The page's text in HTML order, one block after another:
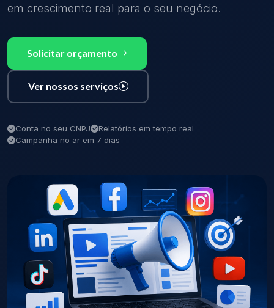
em crescimento real para o seu negócio.
Solicitar orçamento
Ver nossos serviços
Conta no seu CNPJ
Relatórios em tempo real
Campanha no ar em 7 dias